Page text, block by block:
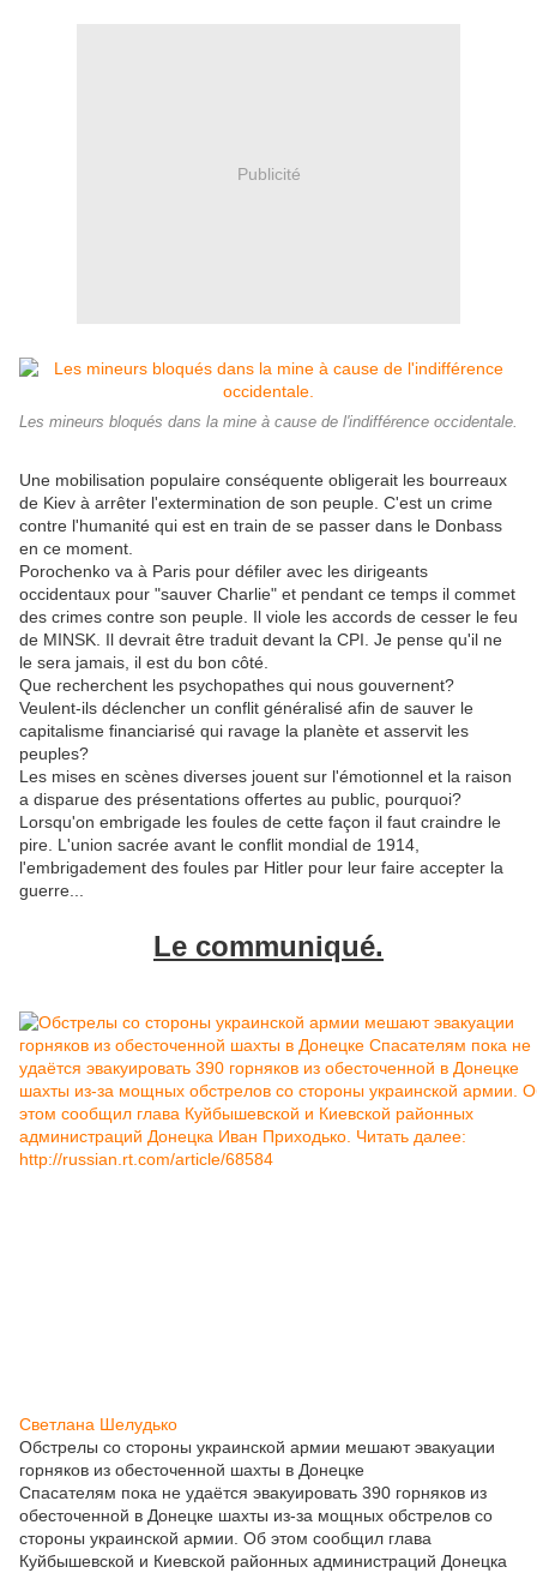
Publicité
Les mineurs bloqués dans la mine à cause de l'indifférence occidentale.
Une mobilisation populaire conséquente obligerait les bourreaux
de Kiev à arrêter l'extermination de son peuple. C'est un crime
contre l'humanité qui est en train de se passer dans le Donbass
en ce moment.
Porochenko va à Paris pour défiler avec les dirigeants
occidentaux pour "sauver Charlie" et pendant ce temps il commet
des crimes contre son peuple. Il viole les accords de cesser le feu
de MINSK. Il devrait être traduit devant la CPI. Je pense qu'il ne
le sera jamais, il est du bon côté.
Que recherchent les psychopathes qui nous gouvernent?
Veulent-ils déclencher un conflit généralisé afin de sauver le
capitalisme financiarisé qui ravage la planète et asservit les
peuples?
Les mises en scènes diverses jouent sur l'émotionnel et la raison
a disparue des présentations offertes au public, pourquoi?
Lorsqu'on embrigade les foules de cette façon il faut craindre le
pire. L'union sacrée avant le conflit mondial de 1914,
l'embrigadement des foules par Hitler pour leur faire accepter la
guerre...
Le communiqué.
Светлана Шелудько
Обстрелы со стороны украинской армии мешают эвакуации
горняков из обесточенной шахты в Донецке
Спасателям пока не удаётся эвакуировать 390 горняков из
обесточенной в Донецке шахты из-за мощных обстрелов со
стороны украинской армии. Об этом сообщил глава
Куйбышевской и Киевской районных администраций Донецка